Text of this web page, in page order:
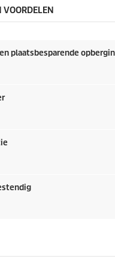
VOORDELEN
plaatsbesparende